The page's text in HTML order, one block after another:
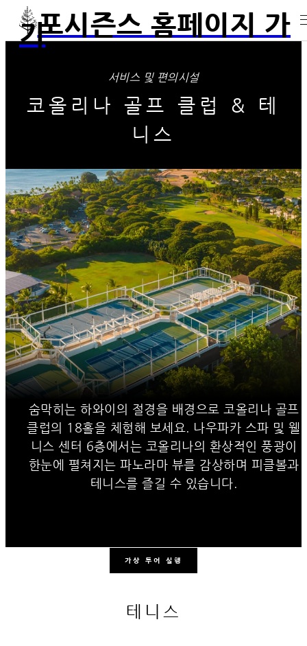
포시즌스 홈페이지 가
기
서비스 및 편의시설
코올리나 골프 클럽 & 테
니스
숨막히는 하와이의 절경을 배경으로 코올리나 골프
클럽의 18홀을 체험해 보세요. 나우파카 스파 및 웰
니스 센터 6층에서는 코올리나의 환상적인 풍광이
한눈에 펼쳐지는 파노라마 뷰를 감상하며 피클볼과
테니스를 즐길 수 있습니다.
가상 투어 실행
테니스